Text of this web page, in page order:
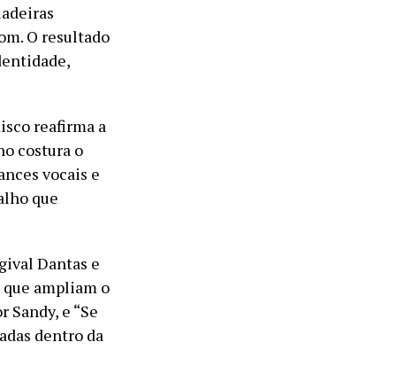
O resultado
reafirma a
costura o
vocais e
que
Dantas e
ampliam o
Sandy, e “Se
dentro da